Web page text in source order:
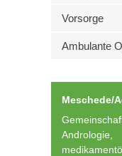
Vorsorge
Ambulante
Meschede/
Andrologie,